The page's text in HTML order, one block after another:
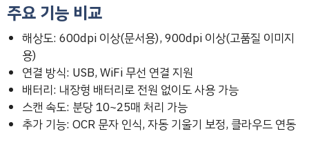
주요 기능 비교
해상도: 600dpi 이상(문서용), 900dpi 이상(고품질 이미지
용)
연결 방식: USB, WiFi 무선 연결 지원
배터리: 내장형 배터리로 전원 없이도 사용 가능
스캔 속도: 분당 10~25매 처리 가능
추가 기능: OCR 문자 인식, 자동 기울기 보정, 클라우드 연동